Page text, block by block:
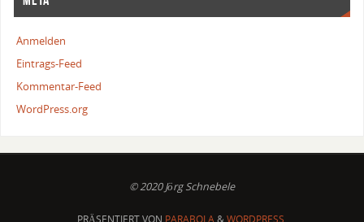
Anmelden
Eintrags-Feed
Kommentar-Feed
WordPress.org
© 2020 Jörg Schnebele
PRÄSENTIERT VON PARABOLA & WORDPRESS.